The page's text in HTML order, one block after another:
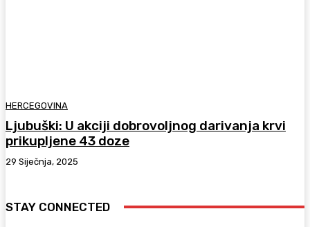
HERCEGOVINA
Ljubuški: U akciji dobrovoljnog darivanja krvi
prikupljene 43 doze
29 Siječnja, 2025
STAY CONNECTED